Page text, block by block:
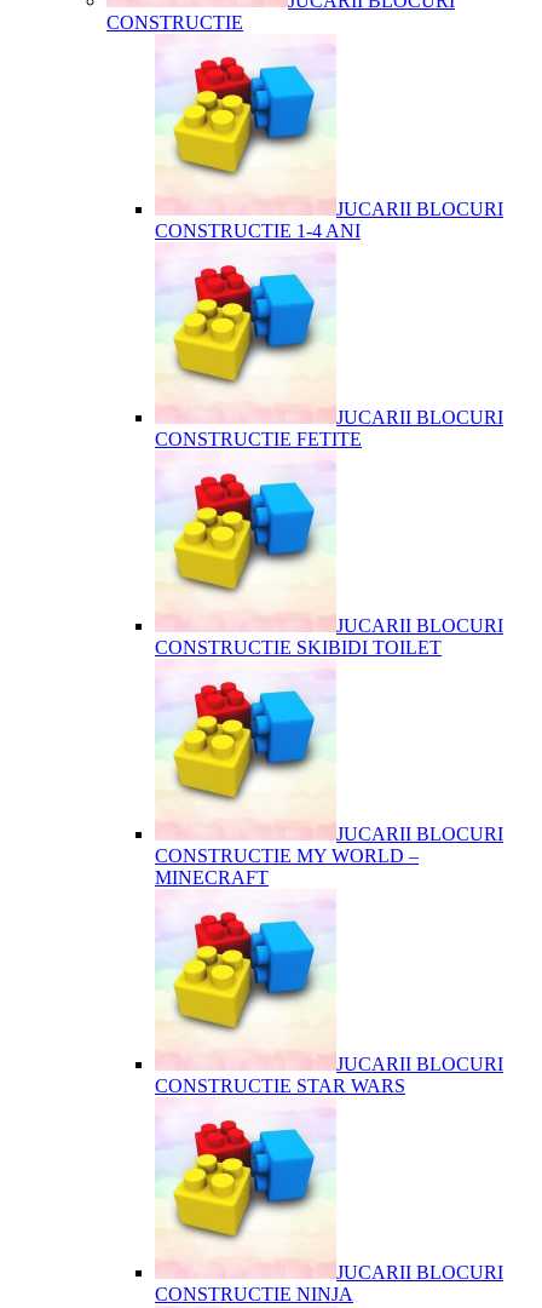
CONSTRUCTIE
JUCARII BLOCURI
CONSTRUCTIE 1-4 ANI
JUCARII BLOCURI
CONSTRUCTIE FETITE
JUCARII BLOCURI
CONSTRUCTIE SKIBIDI TOILET
JUCARII BLOCURI
CONSTRUCTIE MY WORLD –
MINECRAFT
JUCARII BLOCURI
CONSTRUCTIE STAR WARS
JUCARII BLOCURI
CONSTRUCTIE NINJA